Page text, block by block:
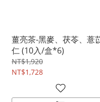
薑亮茶-黑麥、茯苓、薏
仁 (10入/盒*6)
NT$1,920
NT$1,728